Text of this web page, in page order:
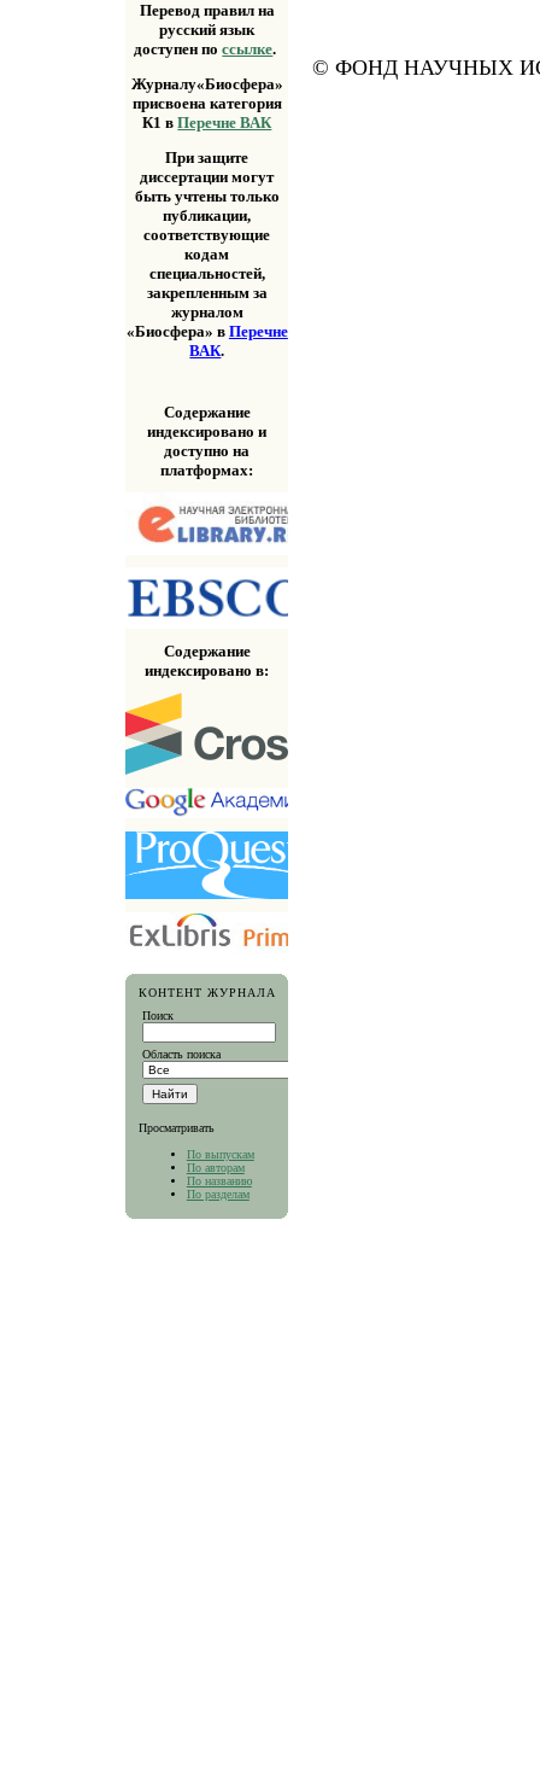
Перевод правил на
русский язык
доступен поссылке.
Журналу«Биосфера»
присвоена категория
К1 вПеречне ВАК
При защите
диссертации могут
быть учтены только
публикации,
соответствующие
кодам
специальностей,
закрепленным за
журналом
«Биосфера» в Перечне
ВАК.
Содержание
индексировано и
доступно на
платформах:
Содержание
индексировано в:
КОНТЕНТ ЖУРНАЛА
Поиск
Область поиска
Просматривать
По выпускам
По авторам
По названию
По разделам
© ФОНД НАУЧНЫХ